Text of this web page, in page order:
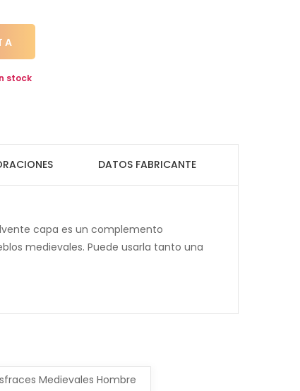
stock
DATOS FABRICANTE
capa es un complemento
medievales. Puede usarla tanto una
Medievales Hombre